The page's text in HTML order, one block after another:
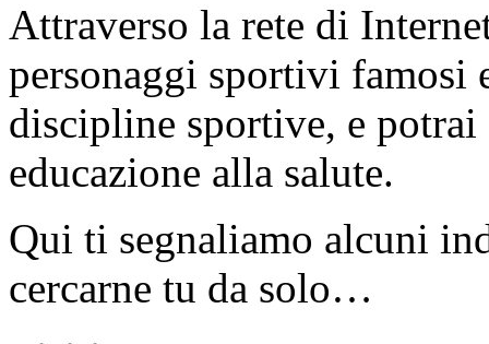
Attraverso la rete di
personaggi sportivi famosi
discipline sportive, e
educazione alla salute.
Qui ti segnaliamo alcuni
cercarne tu da solo…